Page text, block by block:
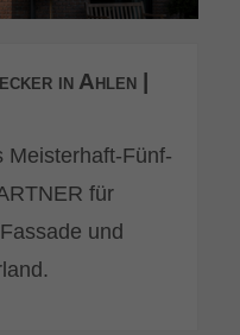
in Ahlen |
Meisterhaft-Fünf-
für
und